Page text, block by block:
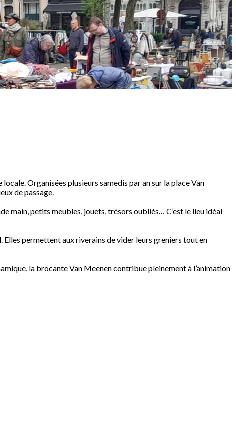
Organisées plusieurs samedis par an sur la place Van
de passage.
main, petits meubles, jouets, trésors oubliés… C’est le lieu idéal
permettent aux riverains de vider leurs greniers tout en
la brocante Van Meenen contribue pleinement à l’animation